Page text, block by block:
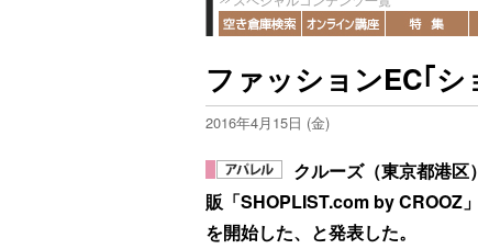
ファッションEC｢
2016年4月15日 (金)
クルーズ（東京都港
販「SHOPLIST.com by CROOZ
を開始した、と発表した。